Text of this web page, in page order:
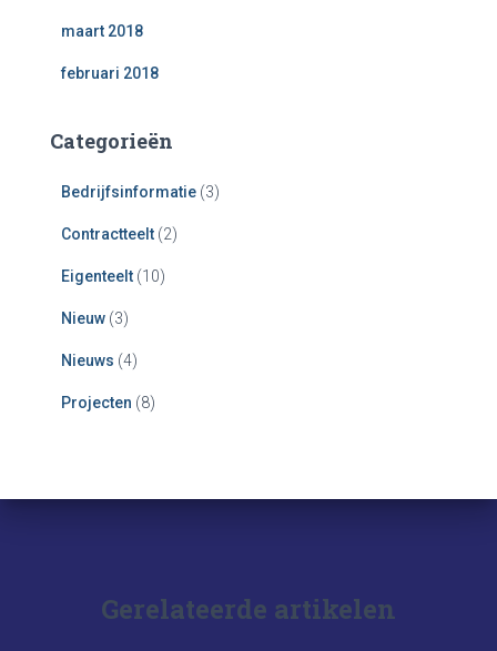
maart 2018
februari 2018
Categorieën
Bedrijfsinformatie (3)
Contractteelt (2)
Eigenteelt (10)
Nieuw (3)
Nieuws (4)
Projecten (8)
Gerelateerde artikelen